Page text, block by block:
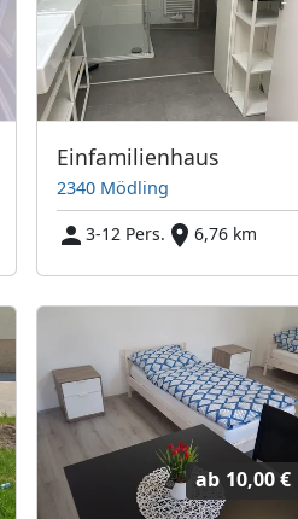
Einfamilienhaus
2340 Mödling
3-12 Pers.
6,76 km
ab 10,00 €